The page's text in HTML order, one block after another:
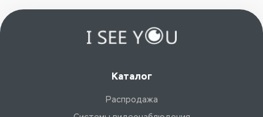
Каталог
Распродажа